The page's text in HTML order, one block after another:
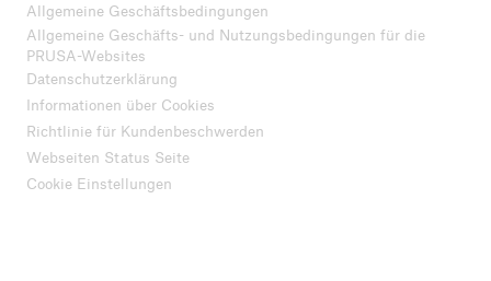
Allgemeine Geschäftsbedingungen
Allgemeine Geschäfts- und Nutzungsbedingungen für die
PRUSA-Websites
Datenschutzerklärung
Informationen über Cookies
Richtlinie für Kundenbeschwerden
Webseiten Status Seite
Cookie Einstellungen